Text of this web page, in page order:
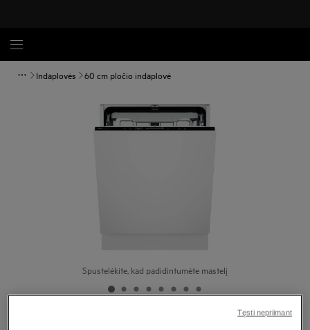
Indaplovės 60 cm pločio indaplovė
Spustelėkite, kad padidintumėte mastelį
Tęsti nepriimant